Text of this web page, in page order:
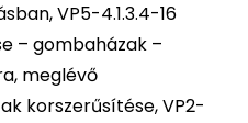
VP5-4.1.3.4-16
– gombaházak –
meglévő
korszerűsítése, VP2-